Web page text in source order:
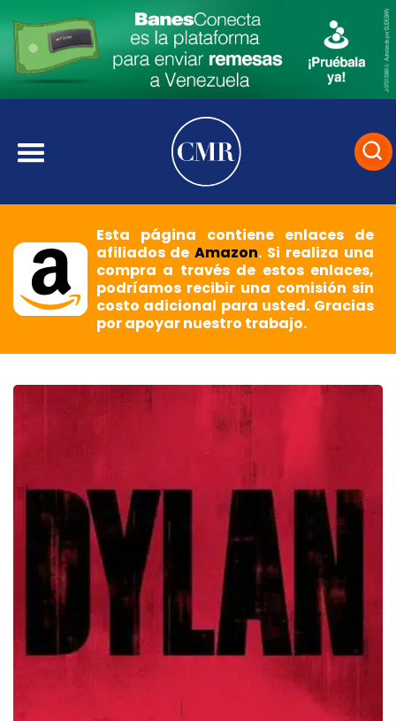
Esta página contiene enlaces de
afiliados deAmazon. Si realiza una
compra a través de estos enlaces,
podríamos recibir una comisión sin
costo adicional para usted. Gracias
por apoyar nuestro trabajo.